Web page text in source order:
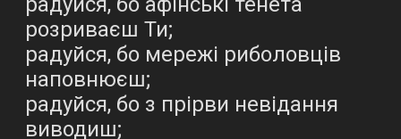
розриваєш Ти;
радуйся, бо мережі риболовців
наповнюєш;
радуйся, бо з прірви невідання
виводиш;